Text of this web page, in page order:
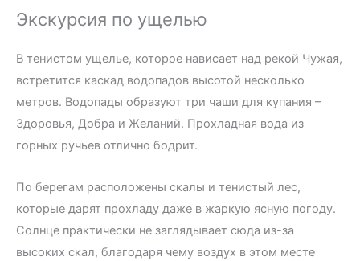
Экскурсия по ущелью
В тенистом ущелье, которое нависает над рекой Чужая,
встретится каскад водопадов высотой несколько
метров. Водопады образуют три чаши для купания –
Здоровья, Добра и Желаний. Прохладная вода из
горных ручьев отлично бодрит.
По берегам расположены скалы и тенистый лес,
которые дарят прохладу даже в жаркую ясную погоду.
Солнце практически не заглядывает сюда из-за
высоких скал, благодаря чему воздух в этом месте